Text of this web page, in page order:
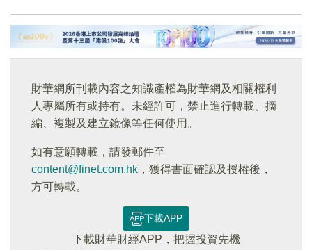
財華網所刊載內容之知識產權為財華網及相關權利
人專屬所有或持有。未經許可，禁止進行轉載、摘
編、複製及建立鏡像等任何使用。
如有意願轉載，請發郵件至
content@finet.com.hk ，獲得書面確認及授權後，
方可轉載。
下載APP
下載財華財經APP，把握投資先機